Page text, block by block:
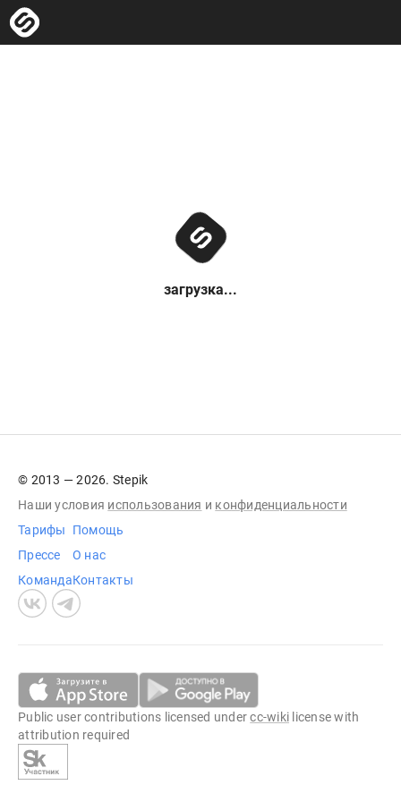
загрузка...
© 2013 — 2026. Stepik
Наши условия использования и конфиденциальности
Тарифы
Прессе
Команда
Помощь
О нас
Контакты
Public user contributions licensed undercc-wiki license with
attribution required